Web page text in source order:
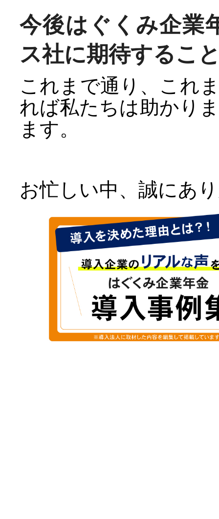
今後はぐくみ企業
ス社に期待するこ
これまで通り、これ
れば私たちは助かり
ます。
お忙しい中、誠にあ